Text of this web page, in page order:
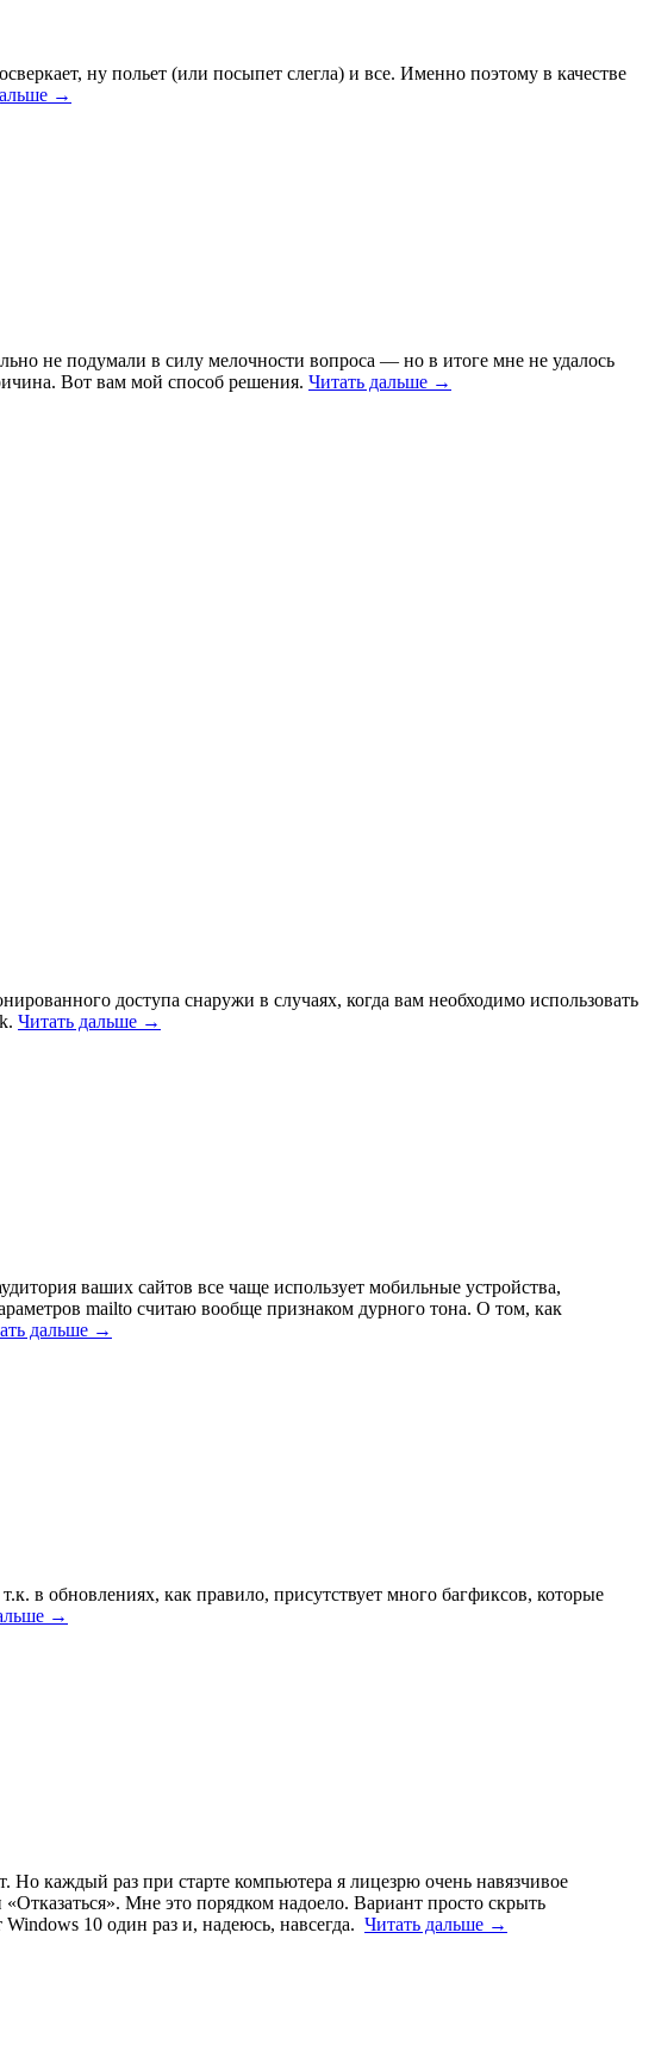
ну польет (или посыпет слегла) и все. Именно поэтому в качестве
→
не подумали в силу мелочности вопроса — но в итоге мне не удалось
Вот вам мой способ решения. Читать дальше →
доступа снаружи в случаях, когда вам необходимо использовать
Читать дальше →
ваших сайтов все чаще использует мобильные устройства,
mailto считаю вообще признаком дурного тона. О том, как
дальше →
в обновлениях, как правило, присутствует много багфиксов, которые
→
Но каждый раз при старте компьютера я лицезрю очень навязчивое
Мне это порядком надоело. Вариант просто скрыть
Windows 10 один раз и, надеюсь, навсегда. Читать дальше →